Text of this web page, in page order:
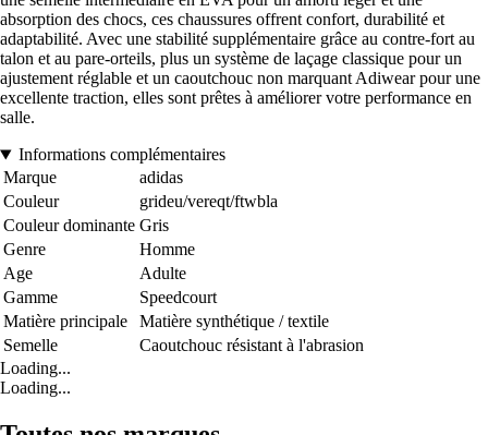
absorption des chocs, ces chaussures offrent confort, durabilité et
adaptabilité. Avec une stabilité supplémentaire grâce au contre-fort au
talon et au pare-orteils, plus un système de laçage classique pour un
ajustement réglable et un caoutchouc non marquant Adiwear pour une
excellente traction, elles sont prêtes à améliorer votre performance en
salle.
Informations complémentaires
Marque
adidas
Couleur
grideu/vereqt/ftwbla
Couleur dominante Gris
Genre
Homme
Age
Adulte
Gamme
Speedcourt
Matière principale
Matière synthétique / textile
Semelle
Caoutchouc résistant à l'abrasion
Loading...
Loading...